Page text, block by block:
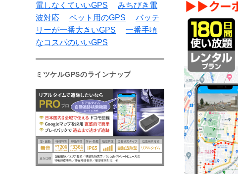
電しなくていいGPS
みちびき電
波対応
ペット用のGPS
バッテ
リーが一番大きいGPS
一番手頃
なコスパのいいGPS
ミツケルGPSのラインナップ